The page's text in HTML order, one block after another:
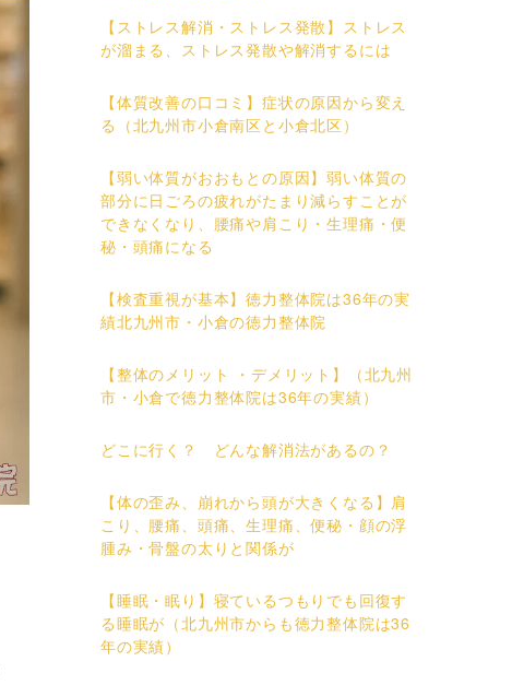
【ストレス解消・ストレス発散】ストレス
が溜まる、ストレス発散や解消するには
【体質改善の口コミ】症状の原因から変え
る（北九州市小倉南区と小倉北区）
【弱い体質がおおもとの原因】弱い体質の
部分に日ごろの疲れがたまり減らすことが
できなくなり、腰痛や肩こり・生理痛・便
秘・頭痛になる
【検査重視が基本】徳力整体院は36年の実
績北九州市・小倉の徳力整体院
【整体のメリット ・デメリット】（北九州
市・小倉で徳力整体院は36年の実績）
どこに行く？ どんな解消法があるの？
【体の歪み、崩れから頭が大きくなる】肩
こり、腰痛、頭痛、生理痛、便秘・顔の浮
腫み・骨盤の太りと関係が
【睡眠・眠り】寝ているつもりでも回復す
る睡眠が（北九州市からも徳力整体院は36
年の実績）